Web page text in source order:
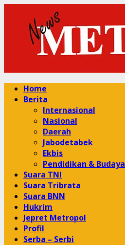
content
Primary
Menu
Home
Berita
Internasional
Nasional
Daerah
Jabodetabek
Ekbis
Pendidikan & Budaya
Suara TNI
Suara Tribrata
Suara BNN
Hukrim
Jepret Metropol
Profil
Serba – Serbi